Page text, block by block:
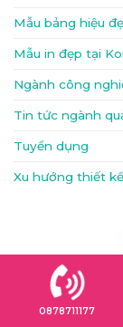
Mẫu bảng hiệu
Mẫu in đẹp tại
Ngành công
Tin tức ngành
Tuyển dụng
Xu hướng thiết kế
0878711177